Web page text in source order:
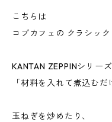
こちらは
コブカフェの クラシッ
KANTAN ZEPPINシリー
「材料を入れて煮込むだ
玉ねぎを炒めたり、